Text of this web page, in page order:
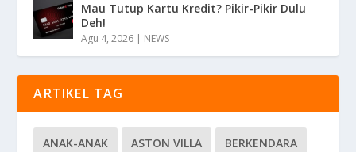
Mau Tutup Kartu Kredit? Pikir-Pikir Dulu
Deh!
Agu 4, 2026 NEWS
ARTIKEL TAG
ANAK-ANAK ASTON VILLA BERKENDARA